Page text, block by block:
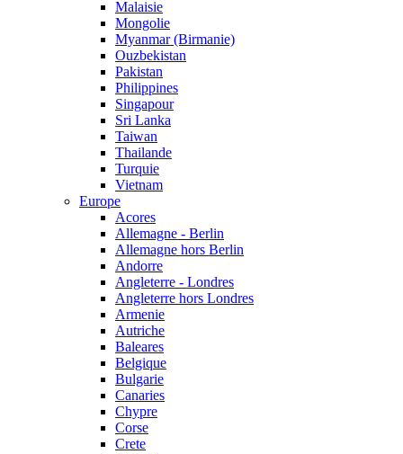
Malaisie
Mongolie
Myanmar (Birmanie)
Ouzbekistan
Pakistan
Philippines
Singapour
Sri Lanka
Taiwan
Thailande
Turquie
Vietnam
Europe
Acores
Allemagne - Berlin
Allemagne hors Berlin
Andorre
Angleterre - Londres
Angleterre hors Londres
Armenie
Autriche
Baleares
Belgique
Bulgarie
Canaries
Chypre
Corse
Crete